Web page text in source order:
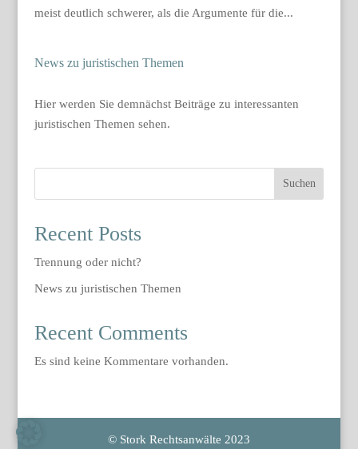
meist deutlich schwerer, als die Argumente für die...
News zu juristischen Themen
Hier werden Sie demnächst Beiträge zu interessanten
juristischen Themen sehen.
Suchen
Recent Posts
Trennung oder nicht?
News zu juristischen Themen
Recent Comments
Es sind keine Kommentare vorhanden.
© Stork Rechtsanwälte 2023